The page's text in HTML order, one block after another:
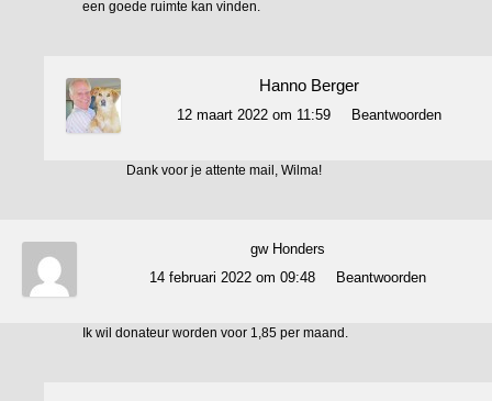
een goede ruimte kan vinden.
Hanno Berger
12 maart 2022 om 11:59 Beantwoorden
Dank voor je attente mail, Wilma!
gw Honders
14 februari 2022 om 09:48
Beantwoorden
Ik wil donateur worden voor 1,85 per maand.